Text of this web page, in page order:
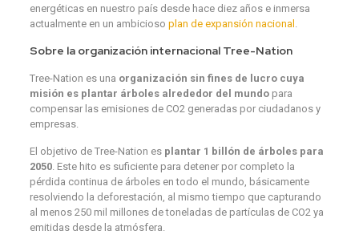
energéticas en nuestro país desde hace diez años e inmersa
actualmente en un ambicioso plan de expansión nacional
Sobre la organización internacional Tree-Nation
Tree-Nation es una organización sin fines de lucro cuya
misión es plantar árboles alrededor del mundopara
compensar las emisiones de CO2 generadas por ciudadanos y
empresas.
El objetivo de Tree-Nation es plantar 1 billón de árboles para
2050. Este hito es suficiente para detener por completo la
pérdida continua de árboles en todo el mundo, básicamente
resolviendo la deforestación, al mismo tiempo que capturando
al menos 250 mil millones de toneladas de partículas de CO2 ya
emitidas desde la atmósfera.